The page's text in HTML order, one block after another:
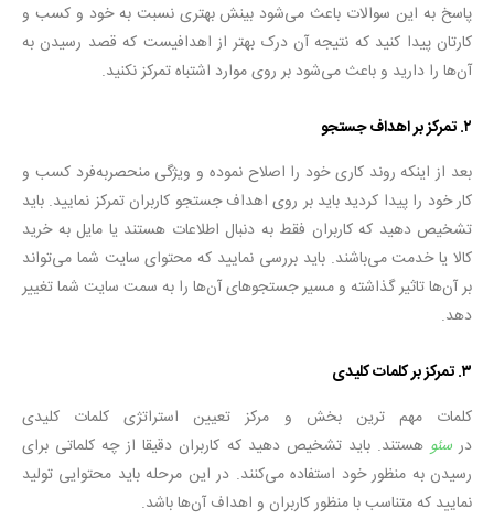
پاسخ به این سوالات باعث می‌شود بینش بهتری نسبت به خود و کسب و
کارتان پیدا کنید که نتیجه آن درک بهتر از اهدافیست که قصد رسیدن به
آن‌ها را دارید و باعث می‌شود بر روی موارد اشتباه تمرکز نکنید.
۲. تمرکز بر اهداف جستجو
بعد از اینکه روند کاری خود را اصلاح نموده و ویژگی منحصربه‌فرد کسب و
کار خود را پیدا کردید باید بر روی اهداف جستجو کاربران تمرکز نمایید. باید
تشخیص دهید که کاربران فقط به دنبال اطلاعات هستند یا مایل به خرید
کالا یا خدمت می‌باشند. باید بررسی نمایید که محتوای سایت شما می‌تواند
بر آن‌ها تاثیر گذاشته و مسیر جستجوهای آن‌ها را به سمت سایت شما تغییر
دهد.
۳. تمرکز بر کلمات کلیدی
کلمات مهم ترین بخش و مرکز تعیین استراتژی کلمات کلیدی
در سئوهستند. باید تشخیص دهید که کاربران دقیقا از چه کلماتی برای
رسیدن به منظور خود استفاده می‌کنند. در این مرحله باید محتوایی تولید
نمایید که متناسب با منظور کاربران و اهداف آن‌ها باشد.